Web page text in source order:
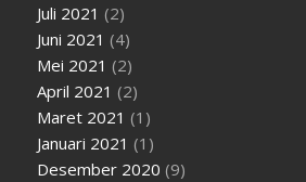
Juli 2021 (2)
Juni 2021 (4)
Mei 2021 (2)
April 2021 (2)
Maret 2021 (1)
Januari 2021 (1)
Desember 2020 (9)